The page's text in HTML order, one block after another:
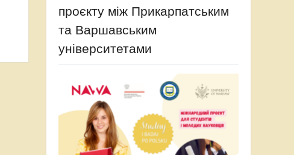
проєкту між Прикарпатським
та Варшавським
університетами